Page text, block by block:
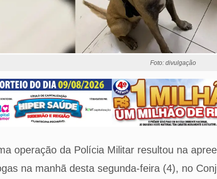
Foto: divulgação
operação da Polícia Militar resultou na
na manhã desta segunda-feira (4), no